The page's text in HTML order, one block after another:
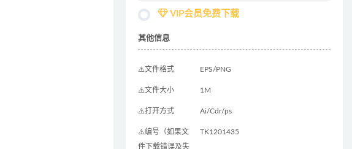
VIP会员免费下载
其他信息
⚠️文件格式 EPS/PNG
⚠️文件大小 1M
⚠️打开方式 Ai/Cdr/ps
⚠️编号（如果文
件下载错误及失
TK1201435